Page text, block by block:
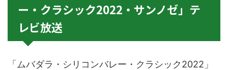
ー・クラシック2022・サンノゼ」テ
レビ放送
「ムバダラ・シリコンバレー・クラシック2022」